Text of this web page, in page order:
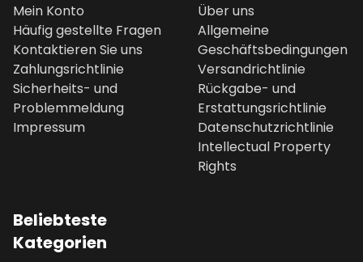
Mein Konto
Häufig gestellte Fragen
Kontaktieren Sie uns
Zahlungsrichtlinie
Sicherheits- und
Problemmeldung
Impressum
Über uns
Allgemeine
Geschäftsbedingungen
Versandrichtlinie
Rückgabe- und
Erstattungsrichtlinie
Datenschutzrichtlinie
Intellectual Property
Rights
Beliebteste
Kategorien